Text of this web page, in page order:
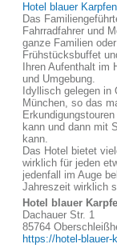
Hotel blauer
Das
Fahrradfahrer und
ganze Familien
Frühstücksbuffet
Ihren Aufenthalt im
und Umgebung.
Idyllisch gelegen in
München, so das
kann und dann mit
kann.
Das Hotel bietet
wirklich für jeden
jedenfall im Auge
Jahreszeit wirklich
Hotel blauer
Dachauer Str. 1
85764
https://hotel-blauer-